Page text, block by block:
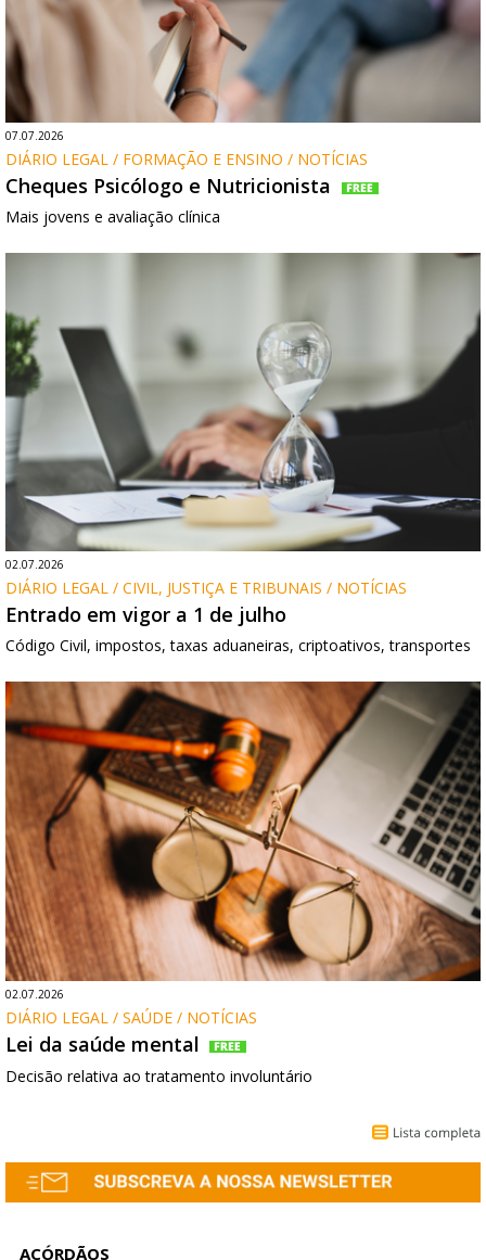
07.07.2026
DIÁRIO LEGAL / FORMAÇÃO E ENSINO / NOTÍCIAS
Cheques Psicólogo e Nutricionista
Mais jovens e avaliação clínica
02.07.2026
DIÁRIO LEGAL / CIVIL, JUSTIÇA E TRIBUNAIS / NOTÍCIAS
Entrado em vigor a 1 de julho
Código Civil, impostos, taxas aduaneiras, criptoativos, transportes
02.07.2026
DIÁRIO LEGAL / SAÚDE / NOTÍCIAS
Lei da saúde mental
Decisão relativa ao tratamento involuntário
ACÓRDÃOS